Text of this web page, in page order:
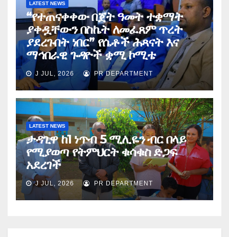
LATEST NEWS
“የተጠናቀቀው በጀት ዓመት ተቋማት
ያቀዷቸውን በስኬት ለመፈጸም ጥረት
ያደረጉበት ነበር” የሴቶች ሕጻናት እና
ማኅበራዊ ጉዳዮች ቋሚ ኮሚቴ
J JUL, 2026 PR DEPARTMENT
LATEST NEWS
ታዳጊዋ ከ1 ነጥብ 5 ሚሊዬን ብር በላይ
የሚያወጣ የትምህርት ቁሳቁስ ድጋፍ
አደረገች
J JUL, 2026 PR DEPARTMENT